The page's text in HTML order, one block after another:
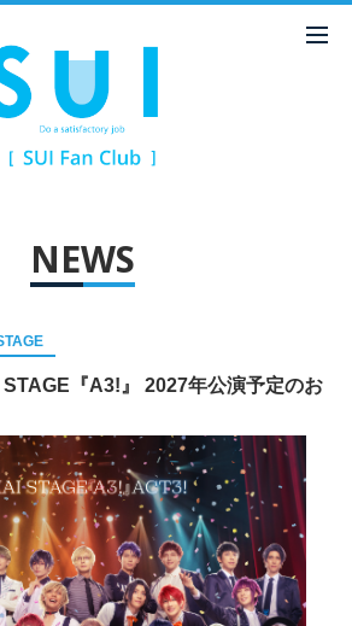
NEWS
STAGE『A3!』 2027年公演予定のお